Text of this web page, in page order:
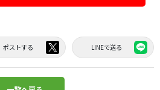
ポストする LINEで送る